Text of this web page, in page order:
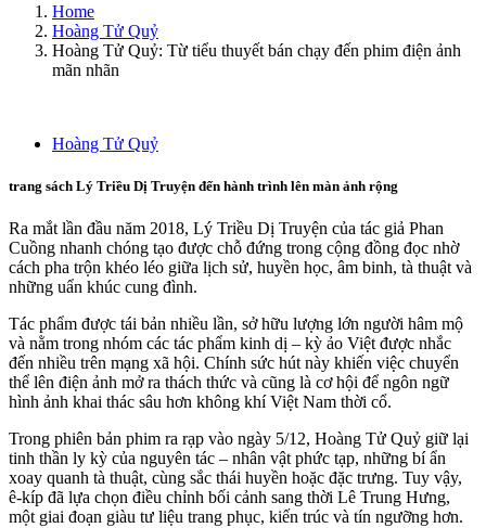
Home
Hoàng Tử Quỷ
Hoàng Tử Quỷ: Từ tiểu thuyết bán chạy đến phim điện ảnh
mãn nhãn
Hoàng Tử Quỷ
trang sách Lý Triều Dị Truyện đến hành trình lên màn ảnh rộng
Ra mắt lần đầu năm 2018, Lý Triều Dị Truyện của tác giả Phan
Cuồng nhanh chóng tạo được chỗ đứng trong cộng đồng đọc nhờ
cách pha trộn khéo léo giữa lịch sử, huyền học, âm binh, tà thuật và
những uẩn khúc cung đình.
Tác phẩm được tái bản nhiều lần, sở hữu lượng lớn người hâm mộ
và nằm trong nhóm các tác phẩm kinh dị – kỳ ảo Việt được nhắc
đến nhiều trên mạng xã hội. Chính sức hút này khiến việc chuyển
thể lên điện ảnh mở ra thách thức và cũng là cơ hội để ngôn ngữ
hình ảnh khai thác sâu hơn không khí Việt Nam thời cổ.
Trong phiên bản phim ra rạp vào ngày 5/12, Hoàng Tử Quỷ giữ lại
tinh thần ly kỳ của nguyên tác – nhân vật phức tạp, những bí ẩn
xoay quanh tà thuật, cùng sắc thái huyền hoặc đặc trưng. Tuy vậy,
ê-kíp đã lựa chọn điều chỉnh bối cảnh sang thời Lê Trung Hưng,
một giai đoạn giàu tư liệu trang phục, kiến trúc và tín ngưỡng hơn.